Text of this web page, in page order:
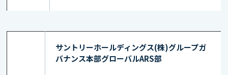
サントリーホールディングス(株)グループガ
バナンス本部グローバルARS部